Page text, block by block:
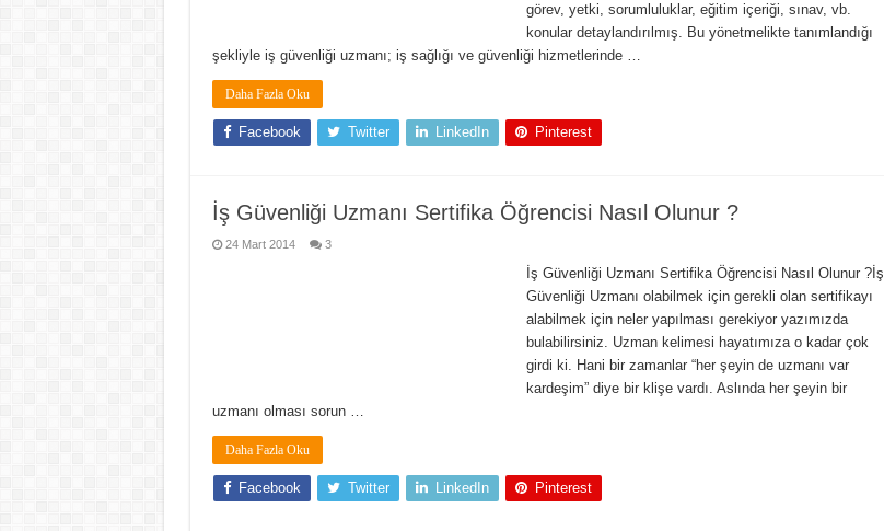
görev, yetki, sorumluluklar, eğitim içeriği, sınav, vb.
konular detaylandırılmış. Bu yönetmelikte tanımlandığı
şekliyle iş güvenliği uzmanı; iş sağlığı ve güvenliği hizmetlerinde …
Daha Fazla Oku
Facebook Twitter LinkedIn Pinterest
İş Güvenliği Uzmanı Sertifika Öğrencisi Nasıl Olunur ?
24 Mart 2014 3
İş Güvenliği Uzmanı Sertifika Öğrencisi Nasıl Olunur ?İş
Güvenliği Uzmanı olabilmek için gerekli olan sertifikayı
alabilmek için neler yapılması gerekiyor yazımızda
bulabilirsiniz. Uzman kelimesi hayatımıza o kadar çok
girdi ki. Hani bir zamanlar “her şeyin de uzmanı var
kardeşim” diye bir klişe vardı. Aslında her şeyin bir
uzmanı olması sorun …
Daha Fazla Oku
Facebook Twitter LinkedIn Pinterest